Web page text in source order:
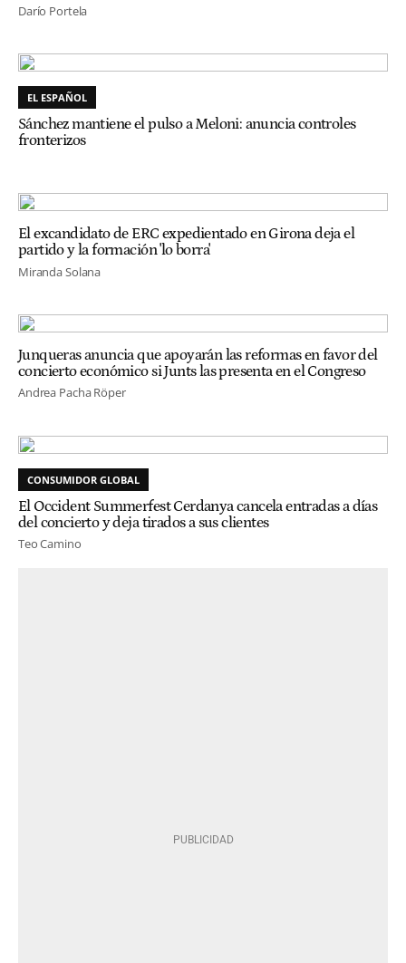
Darío Portela
EL ESPAÑOL
Sánchez mantiene el pulso a Meloni: anuncia controles
fronterizos
El excandidato de ERC expedientado en Girona deja el
partido y la formación 'lo borra'
Miranda Solana
Junqueras anuncia que apoyarán las reformas en favor del
concierto económico si Junts las presenta en el Congreso
Andrea Pacha Röper
CONSUMIDOR GLOBAL
El Occident Summerfest Cerdanya cancela entradas a días
del concierto y deja tirados a sus clientes
Teo Camino